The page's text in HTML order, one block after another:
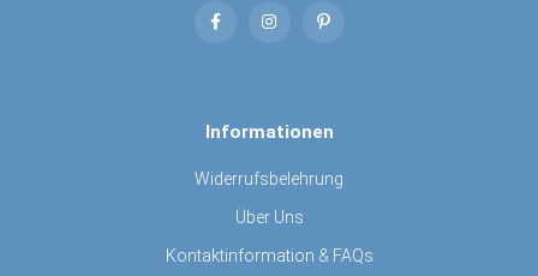
Informationen
Widerrufsbelehrung
Über Uns
Kontaktinformation & FAQs